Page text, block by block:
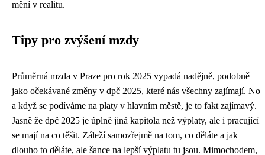
mění v realitu.
Tipy pro zvýšení mzdy
Průměrná mzda v Praze pro rok 2025 vypadá nadějně, podobně
jako očekávané změny v dpč 2025, které nás všechny zajímají. No
a když se podíváme na platy v hlavním městě, je to fakt zajímavý.
Jasně že dpč 2025 je úplně jiná kapitola než výplaty, ale i pracující
se mají na co těšit. Záleží samozřejmě na tom, co děláte a jak
dlouho to děláte, ale šance na lepší výplatu tu jsou. Mimochodem,